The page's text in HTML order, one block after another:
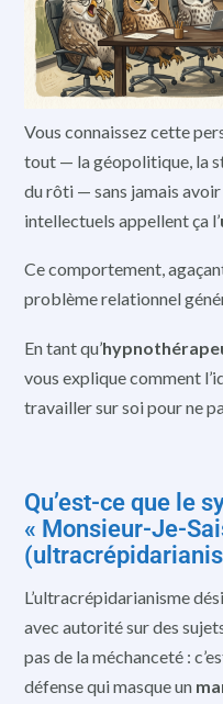
Vous connaissez cette
tout — la géopolitique, la
du rôti — sans jamais
intellectuels appellent ça l’
Ce comportement,
problème relationnel
En tant qu’
vous explique comment
travailler sur soi pour ne
Qu’est-ce que le
« Monsieur-Je-
L’ultracrépidarianisme
avec autorité sur des
pas de la méchanceté :
défense qui masque un